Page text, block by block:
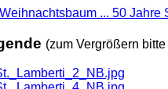
... 50 Jahre
(zum Vergrößern